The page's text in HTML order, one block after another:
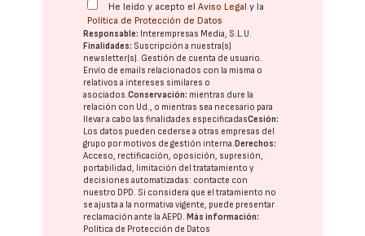
He leído y acepto elAviso Legal y la
Política de Protección de Datos
Responsable: Interempresas Media, S.L.U.
Finalidades: Suscripción a nuestra(s)
newsletter(s). Gestión de cuenta de usuario.
Envío de emails relacionados con la misma o
relativos a intereses similares o
asociados.Conservación: mientras dure la
relación con Ud., o mientras sea necesario para
llevar a cabo las finalidades especificadasCesión:
Los datos pueden cederse a otras empresas del
grupo por motivos de gestión interna. Derechos:
Acceso, rectificación, oposición, supresión,
portabilidad, limitación del tratatamiento y
decisiones automatizadas: contacte con
nuestro DPD. Si considera que el tratamiento no
se ajusta a la normativa vigente, puede presentar
reclamación ante laAEPD. Más información:
Política de Protección de Datos